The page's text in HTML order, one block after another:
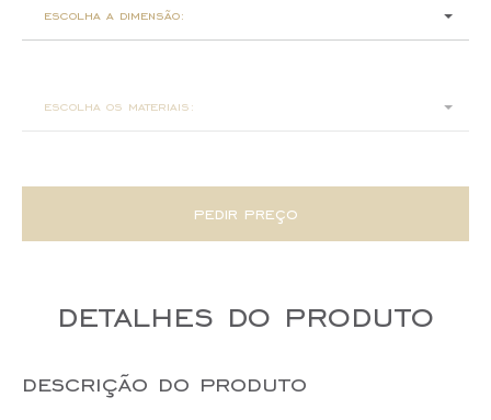
escolha a dimensão:
escolha os materiais:
pedir preço
detalhes do produto
descrição do produto